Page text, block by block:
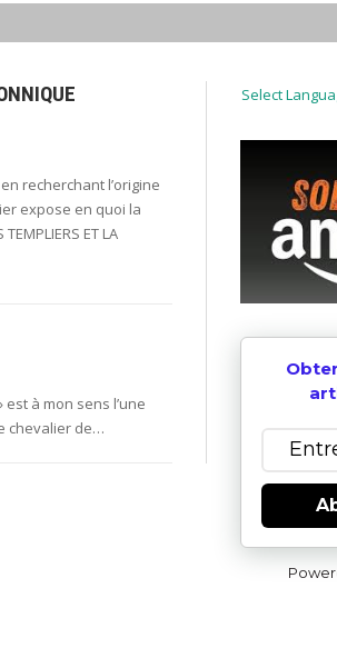
recherchant l’origine
expose en quoi la
ET LA
à mon sens l’une
chevalier de…
Select